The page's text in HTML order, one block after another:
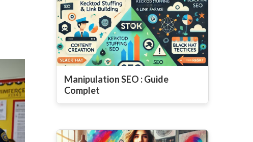
Manipulation SEO : Guide
Complet